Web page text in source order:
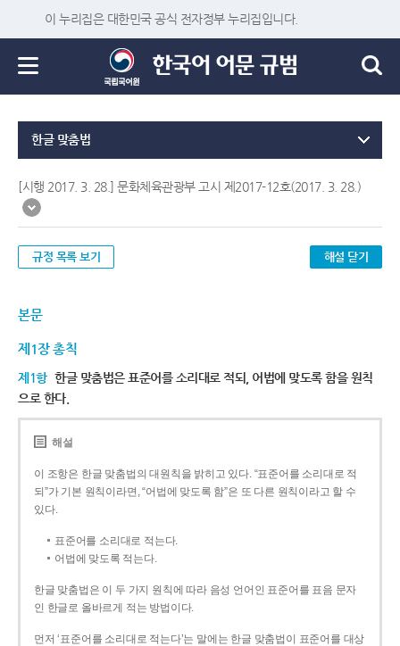
이 누리집은 대한민국 공식 전자정부 누리집입니다.
한글 맞춤법
[시행 2017. 3. 28.] 문화체육관광부 고시 제2017-12호(2017. 3. 28.)
규정 목록 보기 해설 닫기
본문
제1장 총칙
제1항 한글 맞춤법은 표준어를 소리대로 적되, 어법에 맞도록 함을 원칙
으로 한다.
해설
이 조항은 한글 맞춤법의 대원칙을 밝히고 있다. “표준어를 소리대로 적
되”가 기본 원칙이라면, “어법에 맞도록 함”은 또 다른 원칙이라고 할 수
있다.
표준어를 소리대로 적는다.
어법에 맞도록 적는다.
한글 맞춤법은 이 두 가지 원칙에 따라 음성 언어인 표준어를 표음 문자
인 한글로 올바르게 적는 방법이다.
먼저 ‘표준어를 소리대로 적는다’는 말에는 한글 맞춤법이 표준어를 대상